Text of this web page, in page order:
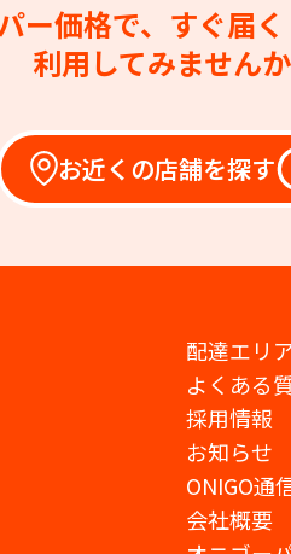
ー価格で、すぐ届く
利用してみません
お近くの店舗を探す
配達エリ
よくある
採用情報
お知らせ
ONIGO通
会社概要